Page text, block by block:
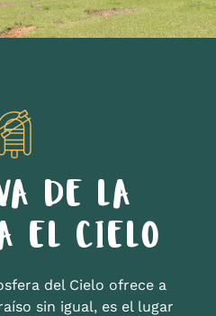
DE LA
EL CIELO
del Cielo ofrece a
sin igual, es el lugar